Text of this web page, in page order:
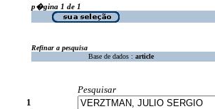
p�gina 1 de 1
Refinar a pesquisa
Base de dados : article
Pesquisar
1